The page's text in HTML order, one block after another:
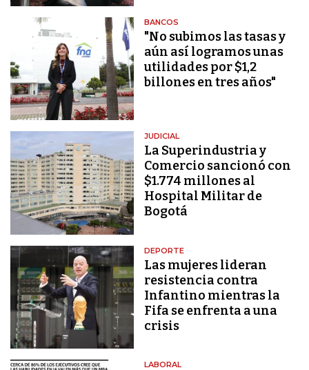
BANCOS
"No subimos las tasas y
aún así logramos unas
utilidades por $1,2
billones en tres años"
JUDICIAL
La Superindustria y
Comercio sancionó con
$1.774 millones al
Hospital Militar de
Bogotá
DEPORTE
Las mujeres lideran
resistencia contra
Infantino mientras la
Fifa se enfrenta a una
crisis
LABORAL